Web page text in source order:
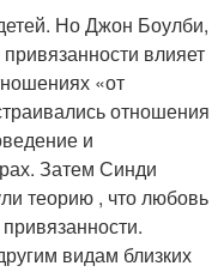
Но Джон Боулби,
влияет
«от
отношения
и
Затем Синди
теорию , что любовь
видам близких